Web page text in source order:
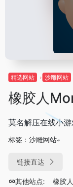
精选网站 沙雕网站
橡胶人
莫名解压在线小
标签： 沙雕网站
链接直达
其他站点: 橡胶